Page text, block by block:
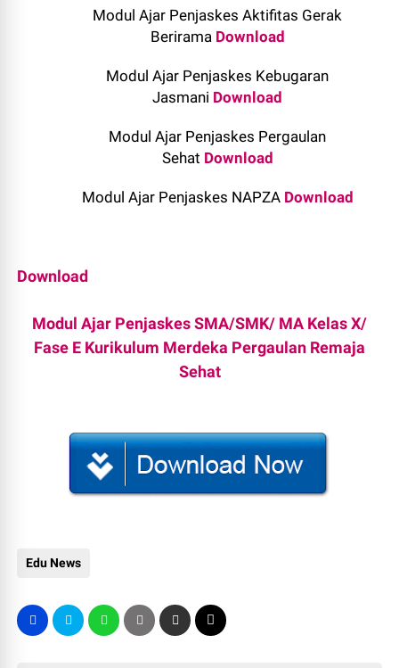
Modul Ajar Penjaskes Aktifitas Gerak
Berirama Download
Modul Ajar Penjaskes Kebugaran
Jasmani Download
Modul Ajar Penjaskes Pergaulan
Sehat Download
Modul Ajar Penjaskes NAPZA Download
Download
Modul Ajar Penjaskes SMA/SMK/ MA Kelas X/
Fase E Kurikulum Merdeka Pergaulan Remaja
Sehat
Edu News